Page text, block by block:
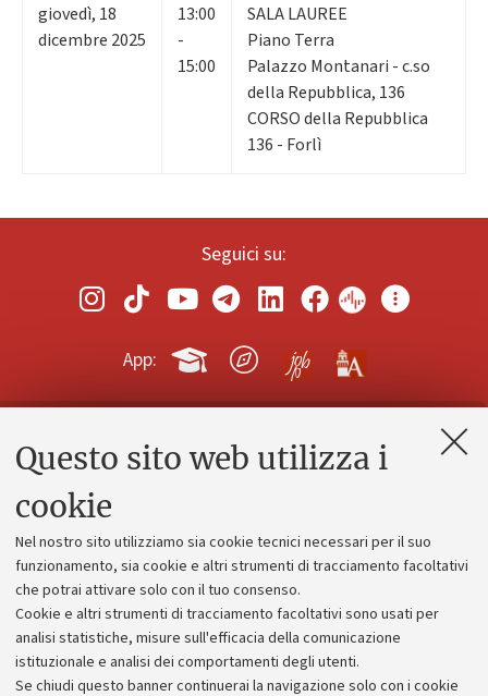
Questo sito web utilizza i
cookie
Nel nostro sito utilizziamo sia cookie tecnici necessari per il suo
funzionamento, sia cookie e altri strumenti di tracciamento facoltativi
che potrai attivare solo con il tuo consenso.
Cookie e altri strumenti di tracciamento facoltativi sono usati per
analisi statistiche, misure sull'efficacia della comunicazione
istituzionale e analisi dei comportamenti degli utenti.
Se chiudi questo banner continuerai la navigazione solo con i cookie
giovedì, 18
dicembre 2025
13:00
-
15:00
SALA LAUREE
Piano Terra
Palazzo Montanari - c.so
della Repubblica, 136
CORSO della Repubblica
136 - Forlì
Seguici su:
App:
Contatti e PEC
Alumni community
Piano strategico
Bilanci
Donazioni e 5x1000